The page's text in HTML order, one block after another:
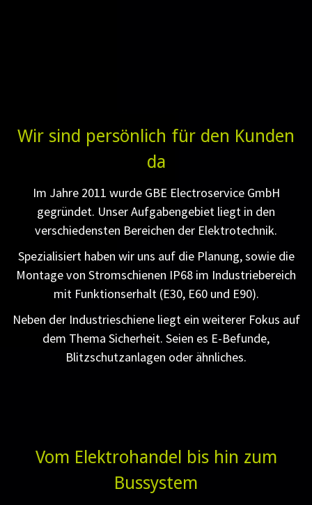
Wir sind persönlich für den Kunden
da
Im Jahre 2011 wurde GBE Electroservice GmbH
gegründet. Unser Aufgabengebiet liegt in den
verschiedensten Bereichen der Elektrotechnik.
Spezialisiert haben wir uns auf die Planung, sowie die
Montage von Stromschienen IP68 im Industriebereich
mit Funktionserhalt (E30, E60 und E90).
Neben der Industrieschiene liegt ein weiterer Fokus auf
dem Thema Sicherheit. Seien es E-Befunde,
Blitzschutzanlagen oder ähnliches.
Vom Elektrohandel bis hin zum
Bussystem